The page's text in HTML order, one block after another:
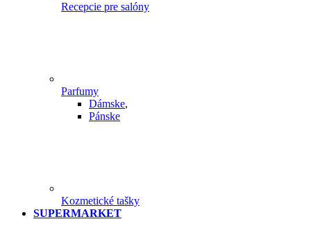
Recepcie pre salóny
Parfumy
Dámske,
Pánske
Kozmetické tašky
SUPERMARKET